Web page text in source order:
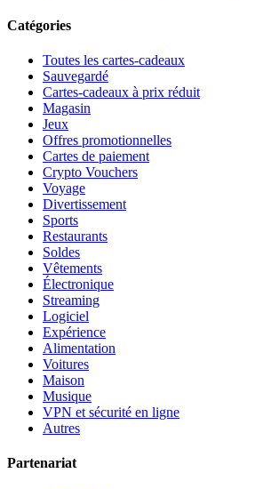
Catégories
Toutes les cartes-cadeaux
Sauvegardé
Cartes-cadeaux à prix réduit
Magasin
Jeux
Offres promotionnelles
Cartes de paiement
Crypto Vouchers
Voyage
Divertissement
Sports
Restaurants
Soldes
Vêtements
Électronique
Streaming
Logiciel
Expérience
Alimentation
Voitures
Maison
Musique
VPN et sécurité en ligne
Autres
Partenariat